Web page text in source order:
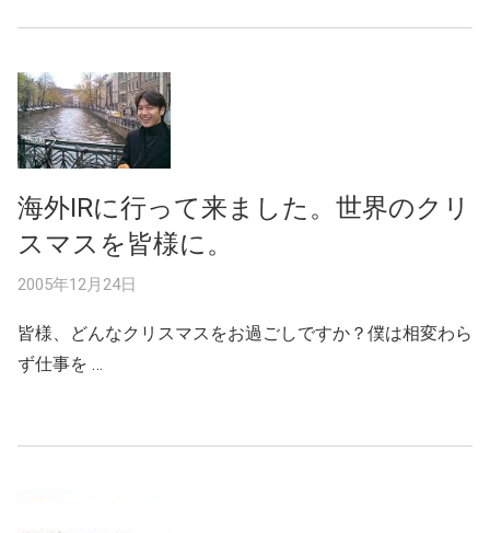
海外IRに行って来ました。世界のクリ
スマスを皆様に。
2005年12月24日
皆様、どんなクリスマスをお過ごしですか？僕は相変わら
ず仕事を …